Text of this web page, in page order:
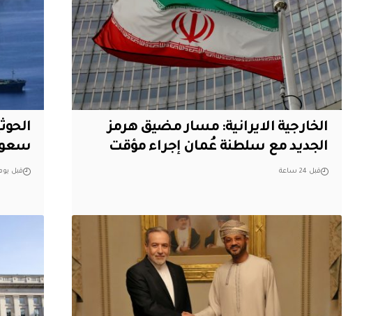
الخارجية الايرانية: مسار مضيق هرمز
الجديد مع سلطنة عُمان إجراء مؤقت
قبل 24 ساعة قبل